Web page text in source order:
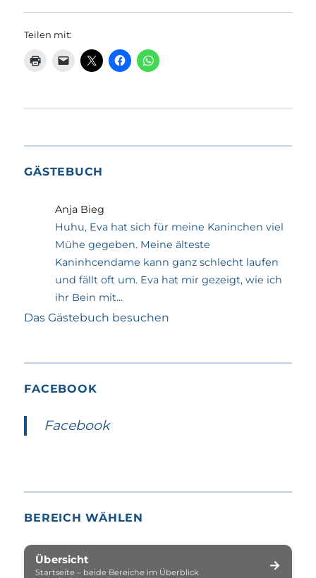
Teilen mit:
GÄSTEBUCH
Anja Bieg
Huhu, Eva hat sich für meine Kaninchen viel
Mühe gegeben. Meine älteste
Kaninhcendame kann ganz schlecht laufen
und fällt oft um. Eva hat mir gezeigt, wie ich
ihr Bein mit...
Das Gästebuch besuchen
FACEBOOK
Facebook
BEREICH WÄHLEN
Übersicht
Startseite – beide Bereiche im Überblick →